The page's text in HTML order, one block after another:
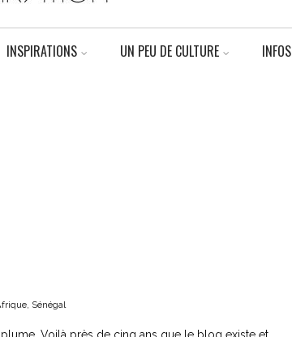
INSPIRATIONS UN PEU DE CULTURE INFOS
, Sénégal